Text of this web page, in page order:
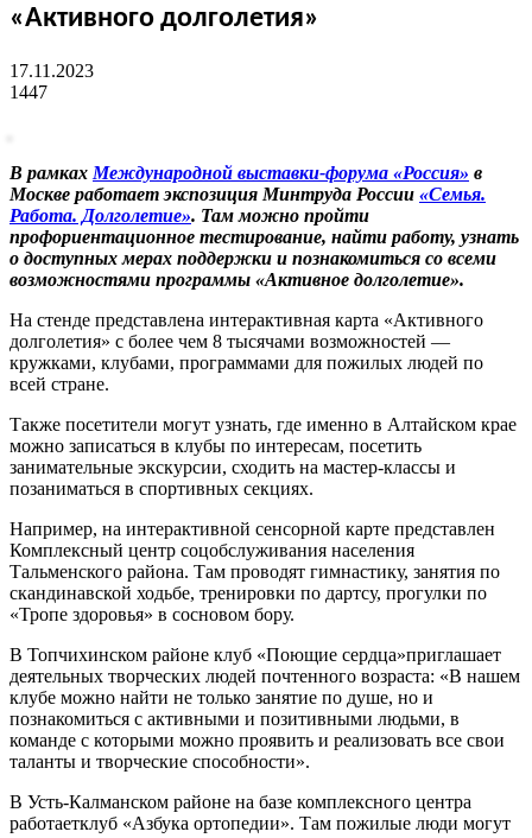
«Активного долголетия»
17.11.2023
1447
В рамках Международной выставки-форума «Россия» в
Москве работает экспозиция Минтруда России «Семья.
Работа. Долголетие». Там можно пройти
профориентационное тестирование, найти работу, узнать
о доступных мерах поддержки и познакомиться со всеми
возможностями программы «Активное долголетие».
На стенде представлена интерактивная карта «Активного
долголетия» с более чем 8 тысячами возможностей —
кружками, клубами, программами для пожилых людей по
всей стране.
Также посетители могут узнать, где именно в Алтайском крае
можно записаться в клубы по интересам, посетить
занимательные экскурсии, сходить на мастер-классы и
позаниматься в спортивных секциях.
Например, на интерактивной сенсорной карте представлен
Комплексный центр соцобслуживания населения
Тальменского района. Там проводят гимнастику, занятия по
скандинавской ходьбе, тренировки по дартсу, прогулки по
«Тропе здоровья» в сосновом бору.
В Топчихинском районе клуб «Поющие сердца»приглашает
деятельных творческих людей почтенного возраста: «В нашем
клубе можно найти не только занятие по душе, но и
познакомиться с активными и позитивными людьми, в
команде с которыми можно проявить и реализовать все свои
таланты и творческие способности».
В Усть-Калманском районе на базе комплексного центра
работаетклуб «Азбука ортопедии». Там пожилые люди могут